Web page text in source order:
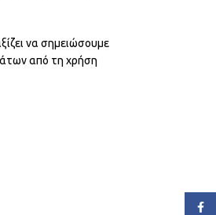
να σημειώσουμε
από τη χρήση